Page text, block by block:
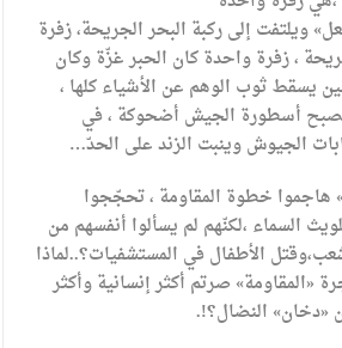
على شراكة فاعلة مع الإعلام
العلم (الدفعة الثالثة) إلى مراجعة منصة خدمة
العلم
الملك يتلقى اتصالا هاتفيا من العاهل البحريني
محمود أحمد فريحات.. مبارك ومزيدا من التوفيق
ويلتفت إلى ركبة البحر الجريحة، زفرة
، زفرة واحدة كان الحبر غزّة وكان
يسقط ثوب الوهم عن الأشياء كلها ،
أسطورة الجيش أضحوكة ، في
الجيوش وينبت الزند على الحدّ…
هاجموا خطوة المقاومة ، تحجّجوا
السماء ،لكنّهم لم يسألوا أنفسهم من
الأطفال في المستشفيات؟..لماذا
«المقاومة» صرتم أكثر إنسانية وأكثر
«دخان» النضال؟!.